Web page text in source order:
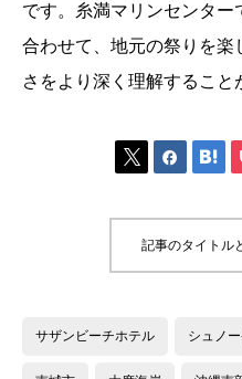
です。糸満マリンセンター
合わせて、地元の祭りを楽
さをより深く理解すること
  
記事のタイトル
サザンビーチホテル シュノ